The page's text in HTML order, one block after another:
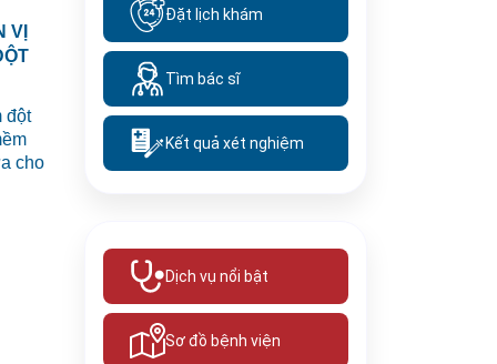
VỊ
đột
cho
Đặt lịch khám
Tìm bác sĩ
Kết quả xét nghiệm
Dịch vụ nổi bật
Sơ đồ bệnh viện